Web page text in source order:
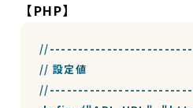
【PHP】
// 設定値